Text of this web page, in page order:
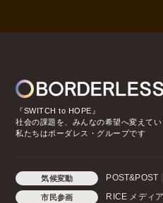
『SWITCH to HOPE』
社会の課題を、みんなの希望へ変えてい
私たちはボーダレス・グループです
気候変動 POST&POST
市民参画 RICE メディア